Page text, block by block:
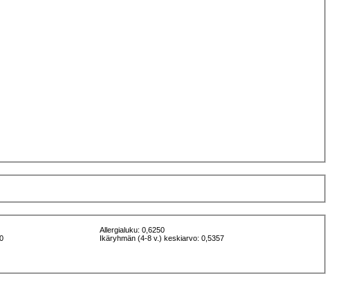
Allergialuku: 0,6250
Ikäryhmän (4-8 v.) keskiarvo: 0,5357